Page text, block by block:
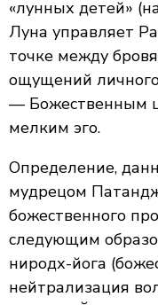
«лунных детей»
Луна управляет
точке между
ощущений
— Божественным
мелким эго.
Определение,
мудрецом
божественного
следующим
ниродх-йога
нейтрализация